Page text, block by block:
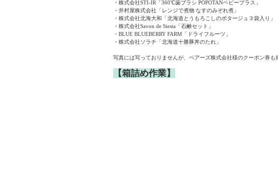
・株式会社STI-IR「360℃歯ブラシ POPOTANベビープラス」
・井村屋株式会社「レンジで煮物 なすのみぞれ煮」
・株式会社北海大和「北海道とうもろこしのポタージュ３袋入り」
・株式会社Savon de Siesta「石鹸セット」
・BLUE BLUEBERRY FARM「ドライフルーツ」
・株式会社ソラチ「北海道十勝豚丼のたれ」
写真には写っておりませんが、ベアーズ株式会社様のクーポン券も
【箱詰め作業】